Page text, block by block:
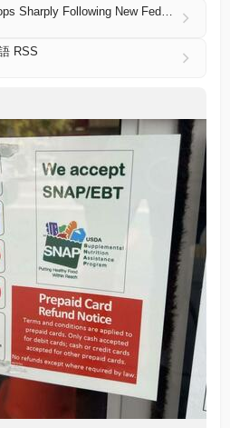
Welfare Enrollment Drops Sharply Following New Federal Work Requirements
RSS